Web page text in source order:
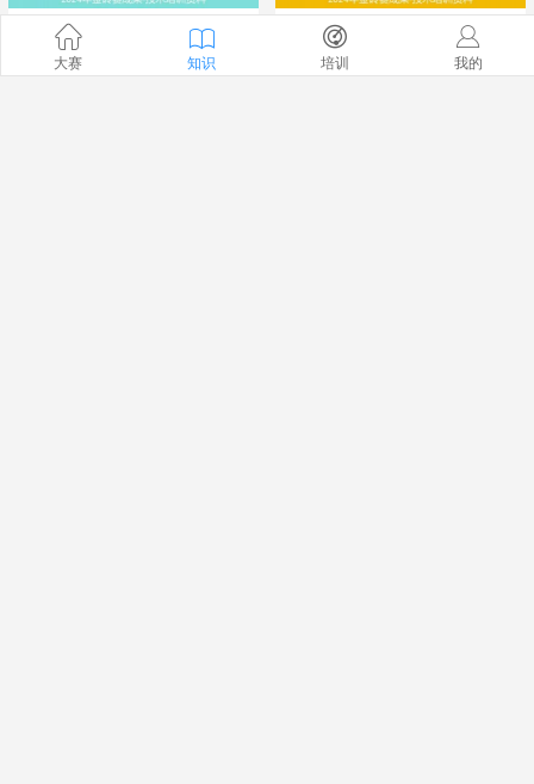
2024首届临床护理竞赛讲解
讲师
2024首届学龄前儿童保教竞赛
专家
讲师
大赛 知识 培训 我的